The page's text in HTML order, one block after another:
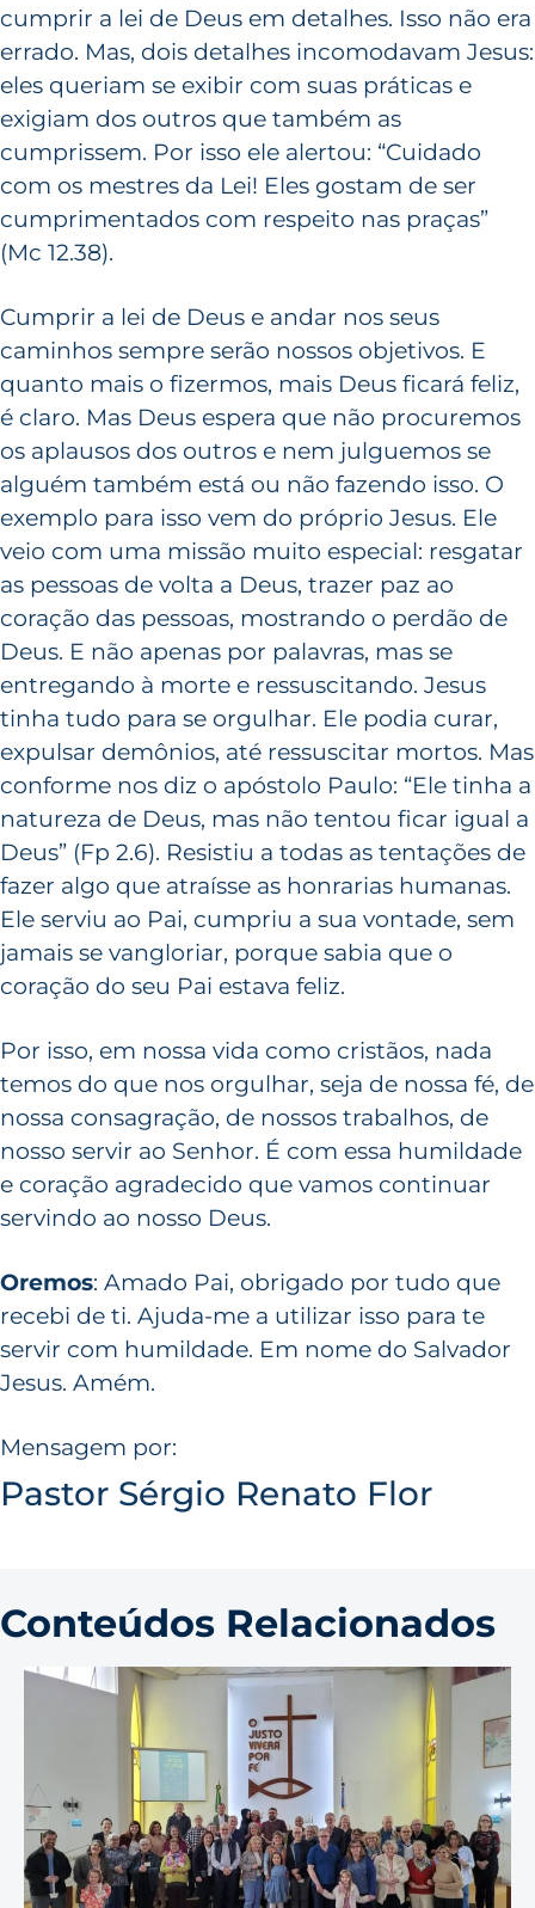
cumprir a lei de Deus em detalhes. Isso não era
errado. Mas, dois detalhes incomodavam Jesus:
eles queriam se exibir com suas práticas e
exigiam dos outros que também as
cumprissem. Por isso ele alertou: “Cuidado
com os mestres da Lei! Eles gostam de ser
cumprimentados com respeito nas praças”
(Mc 12.38).
Cumprir a lei de Deus e andar nos seus
caminhos sempre serão nossos objetivos. E
quanto mais o fizermos, mais Deus ficará feliz,
é claro. Mas Deus espera que não procuremos
os aplausos dos outros e nem julguemos se
alguém também está ou não fazendo isso. O
exemplo para isso vem do próprio Jesus. Ele
veio com uma missão muito especial: resgatar
as pessoas de volta a Deus, trazer paz ao
coração das pessoas, mostrando o perdão de
Deus. E não apenas por palavras, mas se
entregando à morte e ressuscitando. Jesus
tinha tudo para se orgulhar. Ele podia curar,
expulsar demônios, até ressuscitar mortos. Mas
conforme nos diz o apóstolo Paulo: “Ele tinha a
natureza de Deus, mas não tentou ficar igual a
Deus” (Fp 2.6). Resistiu a todas as tentações de
fazer algo que atraísse as honrarias humanas.
Ele serviu ao Pai, cumpriu a sua vontade, sem
jamais se vangloriar, porque sabia que o
coração do seu Pai estava feliz.
Por isso, em nossa vida como cristãos, nada
temos do que nos orgulhar, seja de nossa fé, de
nossa consagração, de nossos trabalhos, de
nosso servir ao Senhor. É com essa humildade
e coração agradecido que vamos continuar
servindo ao nosso Deus.
Oremos: Amado Pai, obrigado por tudo que
recebi de ti. Ajuda-me a utilizar isso para te
servir com humildade. Em nome do Salvador
Jesus. Amém.
Mensagem por:
Pastor Sérgio Renato Flor
Conteúdos Relacionados